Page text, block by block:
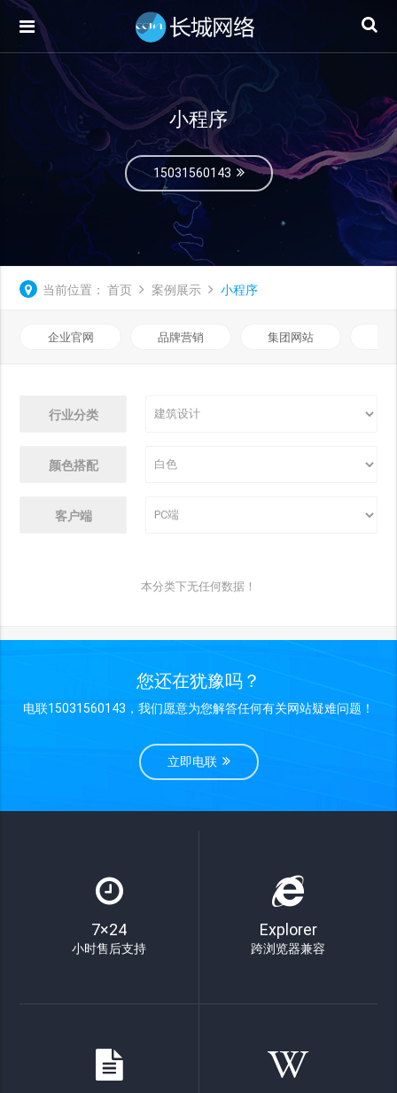
小程序
15031560143
当前位置： 首页 案例展示 小程序
企业官网 品牌营销 集团网站
行业分类
颜色搭配
客户端
本分类下无任何数据！
您还在犹豫吗？
电联15031560143，我们愿意为您解答任何有关网站疑难问题！
立即电联
7×24
小时售后支持
Explorer
跨浏览器兼容